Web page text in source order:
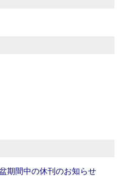
期間中の休刊のお知らせ